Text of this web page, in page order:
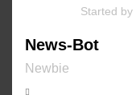
Started by
News-Bot
Newbie